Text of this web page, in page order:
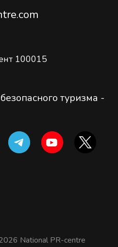
100015
туризма -
National PR-centre